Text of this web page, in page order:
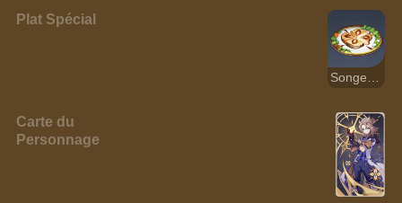
Plat Spécial
Songe sylvestre
Carte du
Personnage